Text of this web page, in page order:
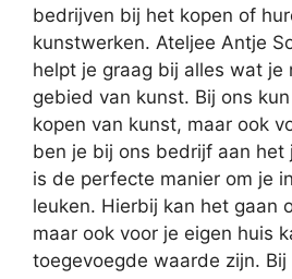
bedrijven bij het kopen of
kunstwerken. Ateljee Antje
helpt je graag bij alles wat je
gebied van kunst. Bij ons
kopen van kunst, maar ook
ben je bij ons bedrijf aan het
is de perfecte manier om je
leuken. Hierbij kan het gaan
maar ook voor je eigen huis
toegevoegde waarde zijn.